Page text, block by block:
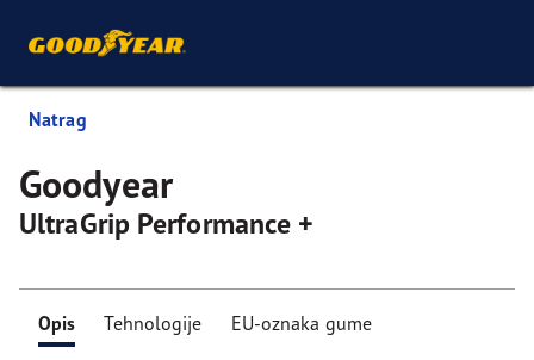
Natrag
Goodyear
UltraGrip Performance +
Opis Tehnologije EU-oznaka gume